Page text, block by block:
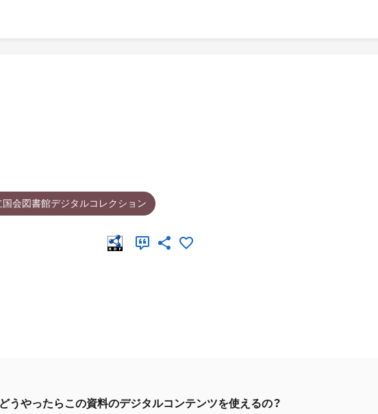
国会図書館デジタルコレクション
どうやったらこの資料のデジタルコンテンツを使えるの？